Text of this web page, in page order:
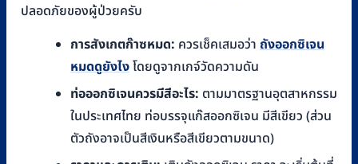
ปลอดภัยของผู้ป่วยครับ
การสังเกตก๊าซหมด: ควรเช็คเสมอว่า ถังออกซิเจน
หมดดูยังไงโดยดูจากเกจ์วัดความดัน
ท่อออกซิเจนควรมีสีอะไร: ตามมาตรฐานอุตสาหกรรม
ในประเทศไทย ท่อบรรจุแก๊สออกซิเจน มีสีเขียว (ส่วน
ตัวถังอาจเป็นสีเงินหรือสีเขียวตามขนาด)